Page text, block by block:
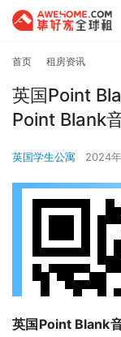
首页 租房资讯
英国Point
Point Blank
英国学生公寓 2024
英国Point Blank